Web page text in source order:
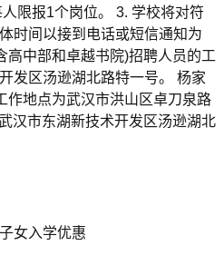
限报1个岗位。 3. 学校将对符
时间以接到电话或短信通知为
高中部和卓越书院)招聘人员的工
发区汤逊湖北路特一号。 杨家
作地点为武汉市洪山区卓刀泉路
汉市东湖新技术开发区汤逊湖北
子女入学优惠